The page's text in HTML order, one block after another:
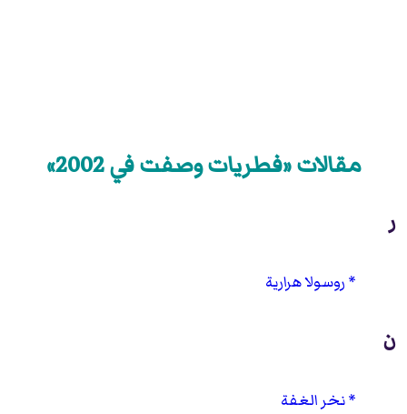
مقالات «فطريات وصفت في 2002»
ر
روسولا هرارية
ن
نخر الغفة